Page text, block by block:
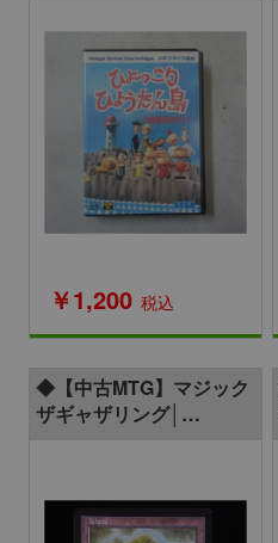
￥1,200 税込
◆【中古MTG】マジック
ザギャザリング│